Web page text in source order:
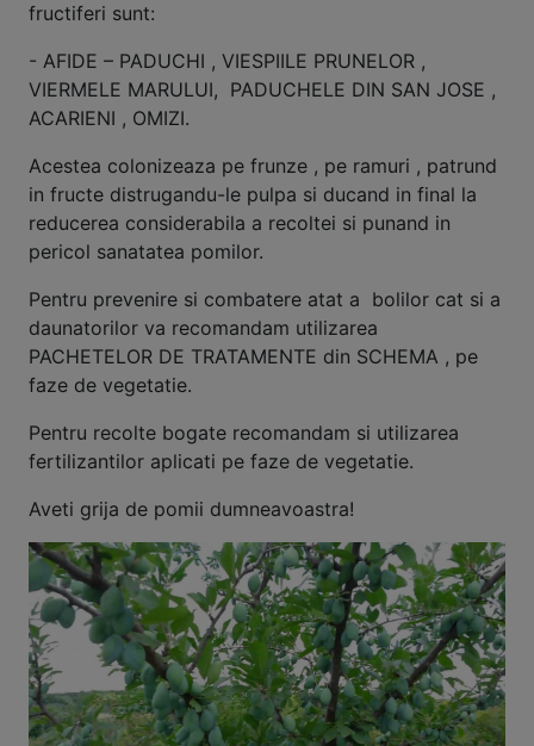
fructiferi sunt:
- AFIDE – PADUCHI , VIESPIILE PRUNELOR ,
VIERMELE MARULUI, PADUCHELE DIN SAN JOSE ,
ACARIENI , OMIZI.
Acestea colonizeaza pe frunze , pe ramuri , patrund
in fructe distrugandu-le pulpa si ducand in final la
reducerea considerabila a recoltei si punand in
pericol sanatatea pomilor.
Pentru prevenire si combatere atat a bolilor cat si a
daunatorilor va recomandam utilizarea
PACHETELOR DE TRATAMENTE din SCHEMA , pe
faze de vegetatie.
Pentru recolte bogate recomandam si utilizarea
fertilizantilor aplicati pe faze de vegetatie.
Aveti grija de pomii dumneavoastra!